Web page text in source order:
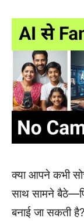
क्या आपने कभी
साथ सामने
बनाई जा सकती